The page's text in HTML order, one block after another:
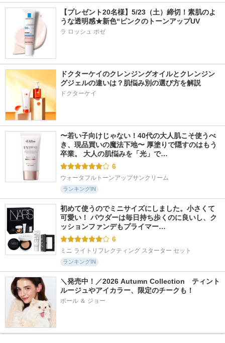
【プレゼント20名様】5/23（土）締切！素肌のよ
うな透明感★新色“ピンクのトーンアップUV
ラ ロッシュ ポゼ
ドクターケイのクレンジングオイルとクレンジン
グジェルの違いは？肌悩み別の選び方を解説
ドクターケイ
〜若い子向けじゃない！40代の大人肌こそ使うべ
き、現品買いの魔法下地〜 厚塗りで隠すのはもう
卒業。 大人の肌悩みを「光」で…
6
ウォータフルトーンアップサンクリーム
ランキングIN
初めて使うのでミニサイズにしました。小さくて
可愛い！ パウダーは毎日持ち歩くのに良いし、ク
ッションファンデもプライマー…
6
ミニ ライトリフレクティング スターター セット
ランキングIN
＼発売中！／2026 Autumn Collection　ティント
ルージュやアイカラー、限定のチークも！
ポール ＆ ジョー